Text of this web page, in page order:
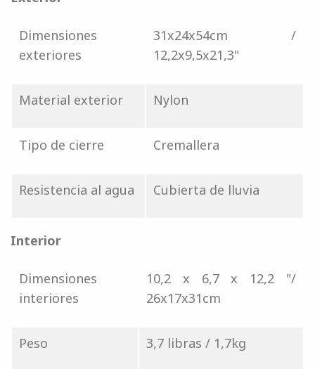
Dimensiones
exteriores
31x24x54cm /
12,2x9,5x21,3"
Material exterior Nylon
Tipo de cierre Cremallera
Resistencia al agua Cubierta de lluvia
Interior
Dimensiones
interiores
10,2 x 6,7 x 12,2 "/
26x17x31cm
Peso 3,7 libras / 1,7kg